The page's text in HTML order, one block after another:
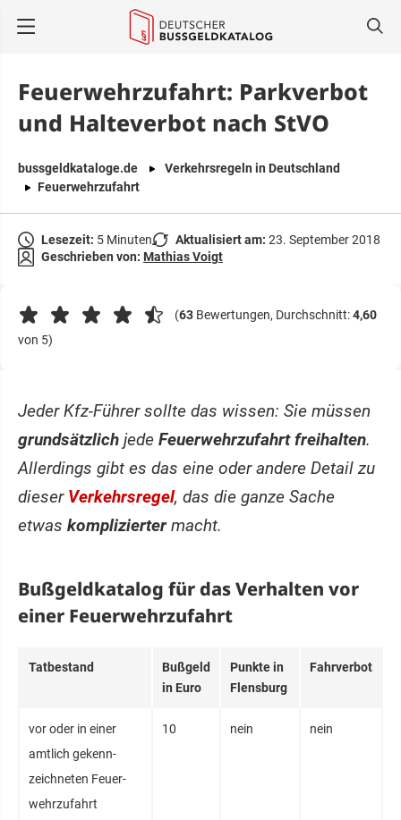
Feuerwehrzufahrt: Parkverbot
und Halteverbot nach StVO
bussgeldkataloge.de
Verkehrsregeln in Deutschland
Feuerwehrzufahrt
Lesezeit: 5 Minuten Aktualisiert am: 23. September 2018
Geschrieben von: Mathias Voigt
(63 Bewertungen, Durchschnitt:4,60
von 5)
Jeder Kfz-Führer sollte das wissen: Sie müssen
grundsätzlich jede Feuerwehrzufahrt freihalten.
Allerdings gibt es das eine oder andere Detail zu
dieser Verkehrsregel, das die ganze Sache
etwas kompliziertermacht.
Bußgeldkatalog für das Verhalten vor
einer Feuerwehrzufahrt
Tatbestand
Bußgeld
in Euro
Punkte in
Flensburg
Fahrverbot
vor oder in einer
amtlich gekenn­
zeichne­ten Feuer­
wehr­zufahrt
10 nein nein